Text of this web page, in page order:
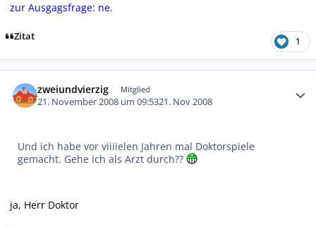
zur Ausgagsfrage: ne.
Zitat 1
zweiundvierzig Mitglied
21. November 2008 um 09:5321. Nov 2008
Und ich habe vor viiiielen Jahren mal Doktorspiele
gemacht. Gehe ich als Arzt durch??
ja, Herr Doktor